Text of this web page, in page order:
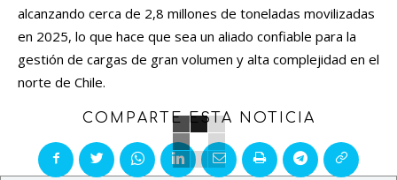
alcanzando cerca de 2,8 millones de toneladas movilizadas
en 2025, lo que hace que sea un aliado confiable para la
gestión de cargas de gran volumen y alta complejidad en el
norte de Chile.
COMPARTE ESTA NOTICIA